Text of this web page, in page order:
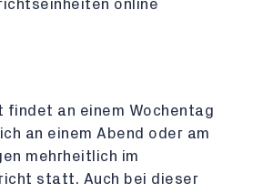
online
findet an einem Wochentag
an einem Abend oder am
mehrheitlich im
statt. Auch bei dieser